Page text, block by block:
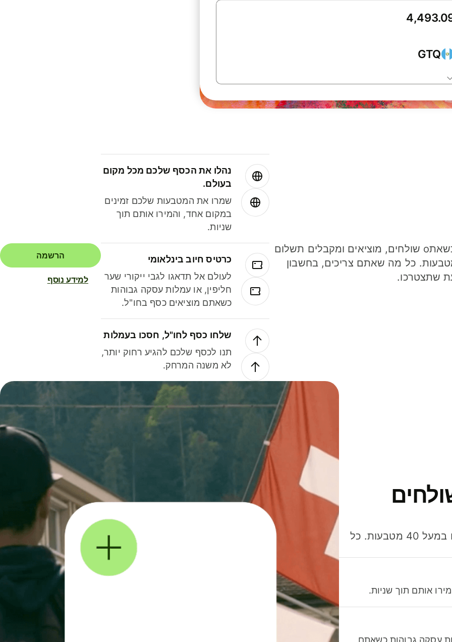
GTQ
חסכו כסף כשאתo שולחים, מוציאים ומקבלים תשלום
40 מטבעות. כל מה שאתם צריכים, בחשבון
שתצטרכו.
נהלו את הכסף שלכם מכל מקום
בעולם.
שמרו את המטבעות שלכם זמינים
במקום אחד, והמירו אותם תוך
שניות.
כרטיס חיוב בינלאומי
לעולם אל תדאגו לגבי ייקורי שער
חליפין, או עמלות עסקה גבוהות
כשאתם מוציאים כסף בחו"ל.
שלחו כסף לחו"ל, חסכו בעמלות
תנו לכסף שלכם להגיע רחוק יותר,
לא משנה המרחק.
הרשמה
למידע נוסף
חסכו כסף כשאתo שולחים, מוציאים ומקבלים תשלום במעל 40 מטבעות. כל
אותם תוך שניות.
עסקה גבוהות כשאתם